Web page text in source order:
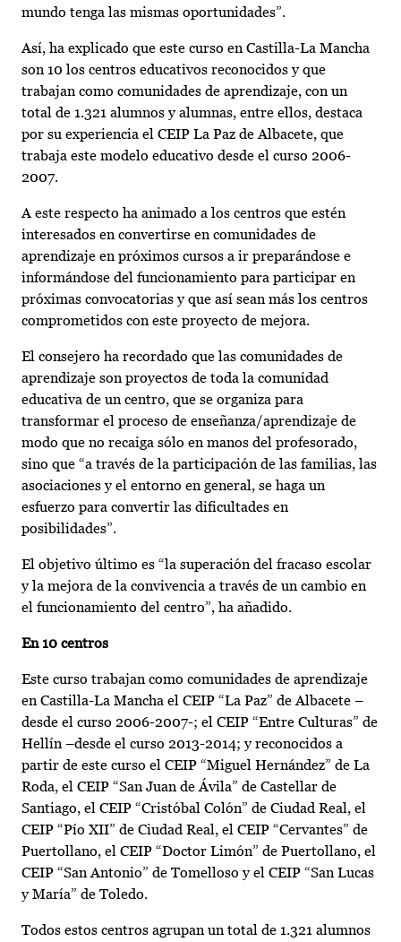
mundo tenga las mismas oportunidades”.
Así, ha explicado que este curso en Castilla-La Mancha
son 10 los centros educativos reconocidos y que
trabajan como comunidades de aprendizaje, con un
total de 1.321 alumnos y alumnas, entre ellos, destaca
por su experiencia el CEIP La Paz de Albacete, que
trabaja este modelo educativo desde el curso 2006-
2007.
A este respecto ha animado a los centros que estén
interesados en convertirse en comunidades de
aprendizaje en próximos cursos a ir preparándose e
informándose del funcionamiento para participar en
próximas convocatorias y que así sean más los centros
comprometidos con este proyecto de mejora.
El consejero ha recordado que las comunidades de
aprendizaje son proyectos de toda la comunidad
educativa de un centro, que se organiza para
transformar el proceso de enseñanza/aprendizaje de
modo que no recaiga sólo en manos del profesorado,
sino que “a través de la participación de las familias, las
asociaciones y el entorno en general, se haga un
esfuerzo para convertir las dificultades en
posibilidades”.
El objetivo último es “la superación del fracaso escolar
y la mejora de la convivencia a través de un cambio en
el funcionamiento del centro”, ha añadido.
En 10 centros
Este curso trabajan como comunidades de aprendizaje
en Castilla-La Mancha el CEIP “La Paz” de Albacete –
desde el curso 2006-2007-; el CEIP “Entre Culturas” de
Hellín –desde el curso 2013-2014; y reconocidos a
partir de este curso el CEIP “Miguel Hernández” de La
Roda, el CEIP “San Juan de Ávila” de Castellar de
Santiago, el CEIP “Cristóbal Colón” de Ciudad Real, el
CEIP “Pío XII” de Ciudad Real, el CEIP “Cervantes” de
Puertollano, el CEIP “Doctor Limón” de Puertollano, el
CEIP “San Antonio” de Tomelloso y el CEIP “San Lucas
y María” de Toledo.
Todos estos centros agrupan un total de 1.321 alumnos